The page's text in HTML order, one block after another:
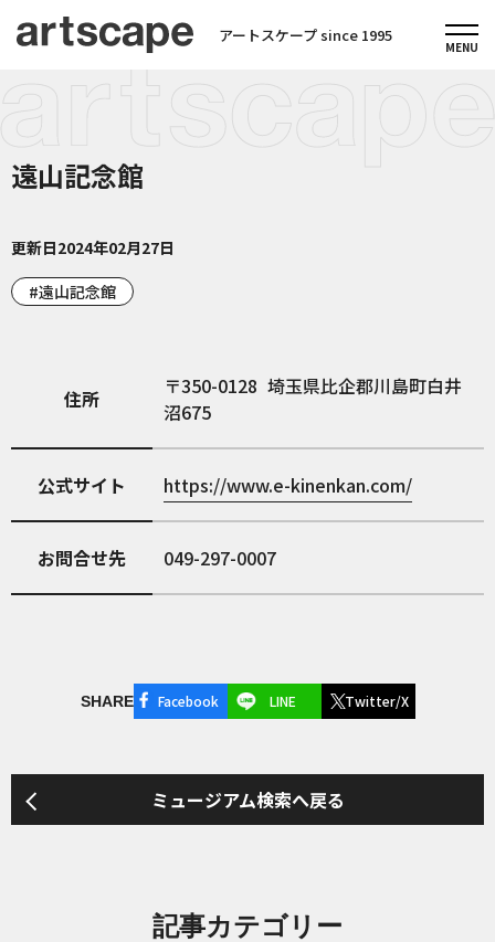
アートスケープ since 1995
遠山記念館
更新日2024年02月27日
遠山記念館
住所 350-0128 埼玉県比企郡川島町白井
沼675
公式サイト https://www.e-kinenkan.com/
お問合せ先 049-297-0007
SHARE Facebook LINE Twitter/X
ミュージアム検索へ戻る
記事カテゴリー